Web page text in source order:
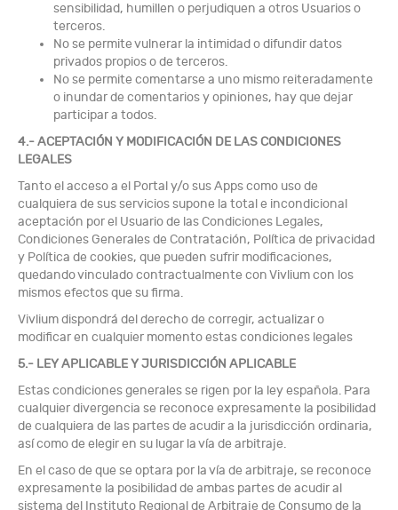
sensibilidad, humillen o perjudiquen a otros Usuarios o
terceros.
No se permite vulnerar la intimidad o difundir datos
privados propios o de terceros.
No se permite comentarse a uno mismo reiteradamente
o inundar de comentarios y opiniones, hay que dejar
participar a todos.
4.- ACEPTACIÓN Y MODIFICACIÓN DE LAS CONDICIONES
LEGALES
Tanto el acceso a el Portal y/o sus Apps como uso de
cualquiera de sus servicios supone la total e incondicional
aceptación por el Usuario de las Condiciones Legales,
Condiciones Generales de Contratación, Política de privacidad
y Política de cookies, que pueden sufrir modificaciones,
quedando vinculado contractualmente con Vivlium con los
mismos efectos que su firma.
Vivlium dispondrá del derecho de corregir, actualizar o
modificar en cualquier momento estas condiciones legales
5.- LEY APLICABLE Y JURISDICCIÓN APLICABLE
Estas condiciones generales se rigen por la ley española. Para
cualquier divergencia se reconoce expresamente la posibilidad
de cualquiera de las partes de acudir a la jurisdicción ordinaria,
así como de elegir en su lugar la vía de arbitraje.
En el caso de que se optara por la vía de arbitraje, se reconoce
expresamente la posibilidad de ambas partes de acudir al
sistema del Instituto Regional de Arbitraje de Consumo de la